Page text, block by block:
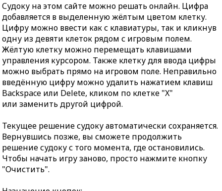
Судоку на этом сайте можно решать онлайн. Цифра
добавляется в выделенную жёлтым цветом клетку.
Цифру можно ввести как с клавиатуры, так и кликнув
одну из девяти клеток рядом с игровым полем.
Жёлтую клетку можно перемещать клавишами
управления курсором. Также клетку для ввода цифры
можно выбрать прямо на игровом поле. Неправильно
введённую цифру можно удалить нажатием клавиш
Backspace или Delete, кликом по клетке "X"
или заменить другой цифрой.
Текущее решение судоку автоматически сохраняется.
Вернувшись позже, вы сможете продолжить
решение судоку с того момента, где остановились.
Чтобы начать игру заново, просто нажмите кнопку
"Очистить".